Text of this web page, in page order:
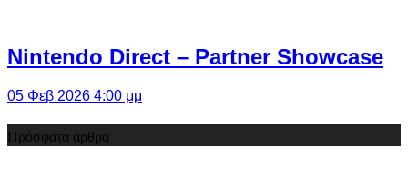
Nintendo Direct – Partner Showcase
05 Φεβ 2026 4:00 μμ
Πρόσφατα άρθρα